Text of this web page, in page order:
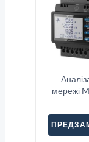
мережі